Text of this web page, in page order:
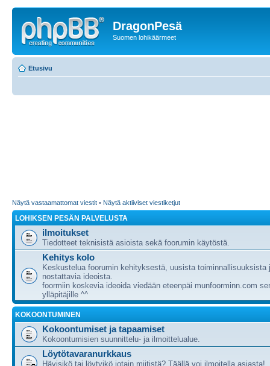
DragonPesä
Suomen lohikäärmeet
Etusivu
Näytä vastaamattomat viestit • Näytä aktiiviset viestiketjut
LOHIKSEN PESÄN PALVELUSTA
ilmoitukset
Tiedotteet teknisistä asioista sekä foorumin käytöstä.
Kehitys kolo
Keskustelua foorumin kehityksestä, uusista toiminnallisuuksista
nostattavia ideoista.
foormiin koskevia ideoida viedään eteenpäi munfoorminn.com
ylläpitäjille ^^
KOKOONTUMINEN
Kokoontumiset ja tapaamiset
Kokoontumisien suunnittelu- ja ilmoittelualue.
Löytötavaranurkkaus
Hävisikö tai löytyikö jotain miitistä? Täällä voi ilmoitella asiasta!